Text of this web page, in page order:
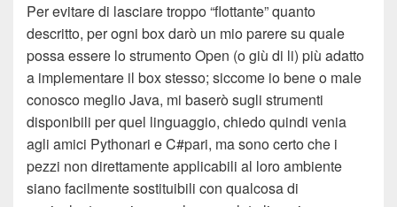
Per evitare di lasciare troppo “flottante” quanto
descritto, per ogni box darò un mio parere su quale
possa essere lo strumento Open (o giù di li) più adatto
a implementare il box stesso; siccome io bene o male
conosco meglio Java, mi baserò sugli strumenti
disponibili per quel linguaggio, chiedo quindi venia
agli amici Pythonari e C#pari, ma sono certo che i
pezzi non direttamente applicabili al loro ambiente
siano facilmente sostituibili con qualcosa di